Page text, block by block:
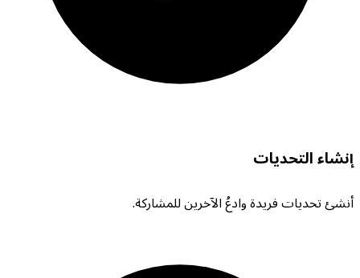
إنشاء التحديات
أنشئ تحديات فريدة وادعُ الآخرين للمشاركة.